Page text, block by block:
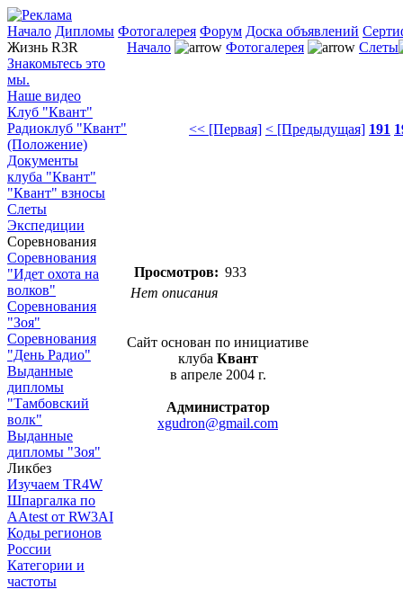
Начало Дипломы Фотогалерея Форум Доска объявлений
Жизнь R3R
Знакомьтесь это
мы.
Наше видео
Клуб "Квант"
Радиоклуб "Квант"
(Положение)
Документы
клуба "Квант"
"Квант" взносы
Слеты
Экспедиции
Соревнования
Соревнования
"Идет охота на
волков"
Соревнования
"Зоя"
Соревнования
"День Радио"
Выданные
дипломы
"Тамбовский
волк"
Выданные
дипломы "Зоя"
Ликбез
Изучаем TR4W
Шпаргалка по
AAtest от RW3AI
Коды регионов
России
Категории и
частоты
Начало Фотогалерея Слеты
<< [Первая] < [Предыдущая] 191
Просмотров: 933
Нет описания
Сайт основан по инициативе
клуба Квант
в апреле 2004 г.
Администратор
xgudron@gmail.com